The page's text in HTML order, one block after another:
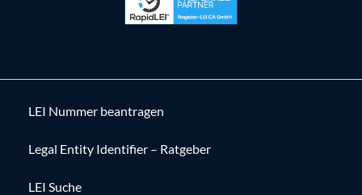
LEI Nummer beantragen
Legal Entity Identifier – Ratgeber
LEI Suche